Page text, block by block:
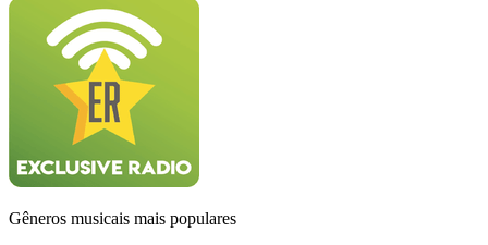
Gêneros musicais mais populares